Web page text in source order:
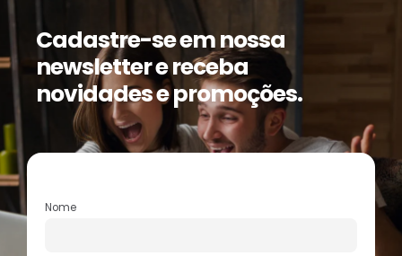
Cadastre-se em nossa
newsletter e receba
novidades e promoções.
Nome